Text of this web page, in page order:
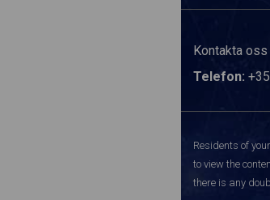
Kontakta oss
Telefon:
Residents of
to view the
there is any